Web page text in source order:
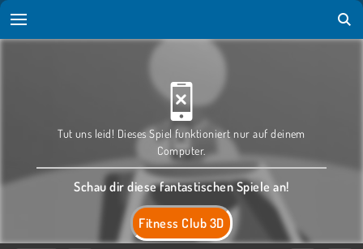
Fitness Club 3D
Tut uns leid! Dieses Spiel funktioniert nur auf deinem
Computer.
Schau dir diese fantastischen Spiele an!